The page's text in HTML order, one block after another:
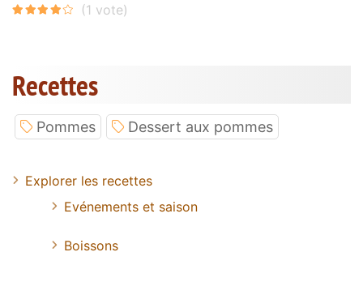
Recettes
Pommes Dessert aux pommes
Explorer les recettes
Evénements et saison
Boissons